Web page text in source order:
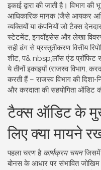
इकाईद्वारा की जाती है। विभाग
आधिकारिक मानक (जैसे आयकर
व्यक्तियों या कंपनियों जो टैक्स
स्टेटमेंट, इनवॉइसेस और लेखा विवरण
सही ढंग से प्रस्तुतीकरणवित्तीय
शीट, प& nbsp;लॉस एंड प्रॉफिट
ये तीनों इकाइयाँ (राजस्व विभाग,
करती हैं – राजस्व विभाग की
और करदाता की सहयोगिता ऑडिट
टैक्स ऑडिट के
लिए क्या मायने
पहला चरण है कार्यक्रम चयनजिसमें
बोनस के आधार पर संभावित